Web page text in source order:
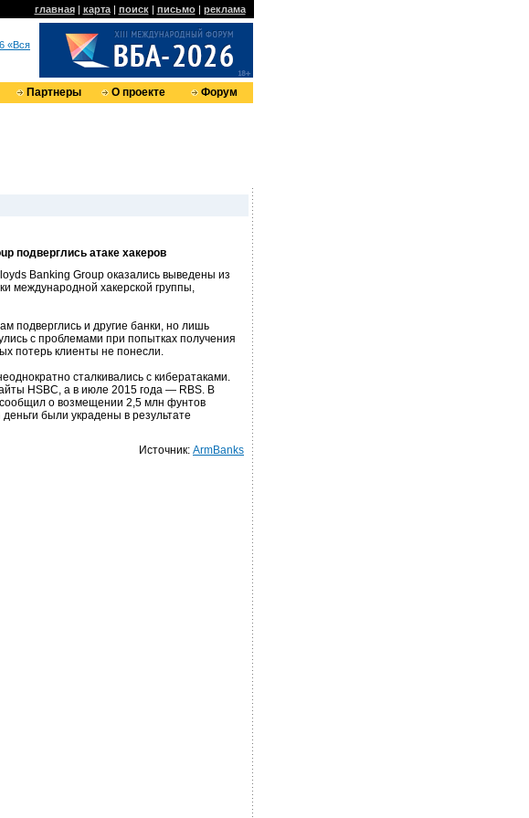
главная| карта| поиск| письмо| реклама
«Вся
Партнеры О проекте Форум
подверглись атаке хакеров
Banking Group оказались выведены из
международной хакерской группы,
подверглись и другие банки, но лишь
с проблемами при попытках получения
потерь клиенты не понесли.
сталкивались с кибератаками.
HSBC, а в июле 2015 года — RBS. В
о возмещении 2,5 млн фунтов
были украдены в результате
Источник: ArmBanks